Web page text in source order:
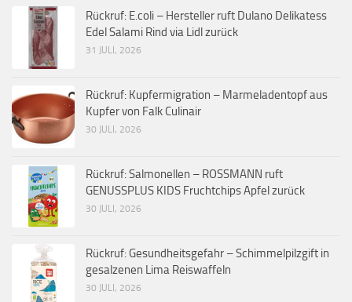
Rückruf: E.coli – Hersteller ruft Dulano Delikatess
Edel Salami Rind via Lidl zurück
31 JULI, 2026
Rückruf: Kupfermigration – Marmeladentopf aus
Kupfer von Falk Culinair
30 JULI, 2026
Rückruf: Salmonellen – ROSSMANN ruft
GENUSSPLUS KIDS Fruchtchips Apfel zurück
30 JULI, 2026
Rückruf: Gesundheitsgefahr – Schimmelpilzgift in
gesalzenen Lima Reiswaffeln
30 JULI, 2026